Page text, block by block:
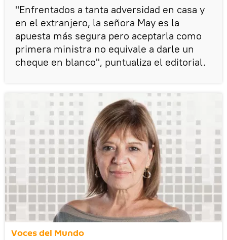
"Enfrentados a tanta adversidad en casa y
en el extranjero, la señora May es la
apuesta más segura pero aceptarla como
primera ministra no equivale a darle un
cheque en blanco", puntualiza el editorial.
Voces del Mundo